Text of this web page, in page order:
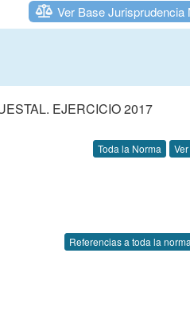
Ver Base Jurisprudencia
EJERCICIO 2017
Toda la Norma
Referencias a toda la norma